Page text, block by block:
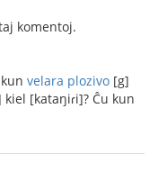
komentoj.
velara plozivo [g]
kiel [kataŋiɾi]? Ĉu kun